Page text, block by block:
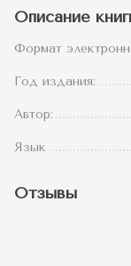
Описание
Формат
Год издания:
Автор:
Язык
Отзывы